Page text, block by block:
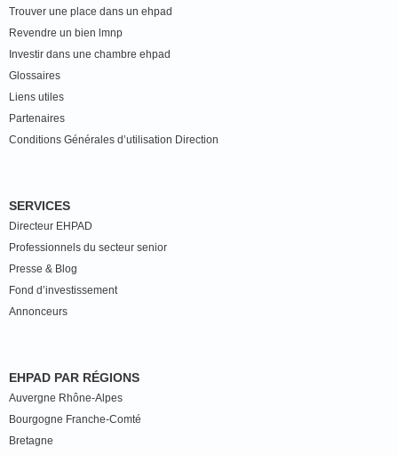
Trouver une place dans un ehpad
Revendre un bien lmnp
Investir dans une chambre ehpad
Glossaires
Liens utiles
Partenaires
Conditions Générales d’utilisation Direction
SERVICES
Directeur EHPAD
Professionnels du secteur senior
Presse & Blog
Fond d’investissement
Annonceurs
EHPAD PAR RÉGIONS
Auvergne Rhône-Alpes
Bourgogne Franche-Comté
Bretagne